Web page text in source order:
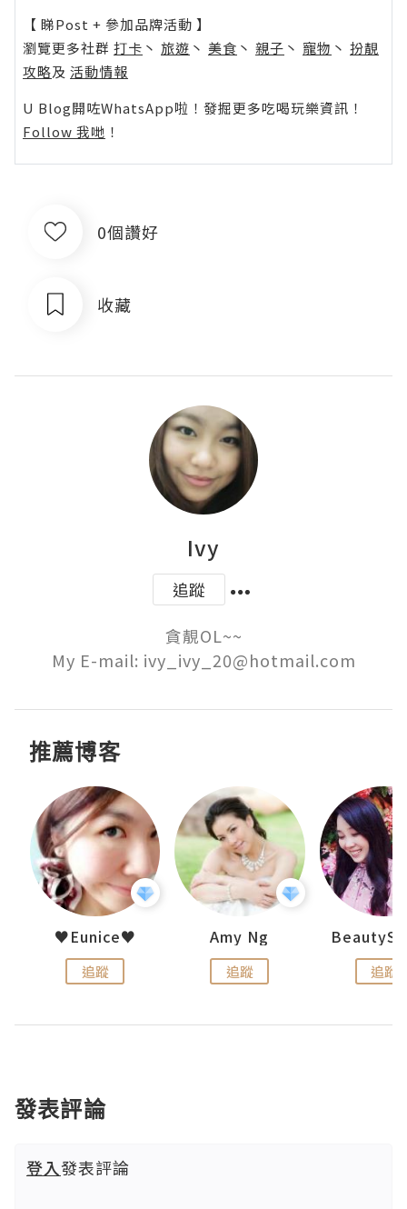
【 睇Post + 參加品牌活動 】
瀏覽更多社群 打卡 丶 旅遊 丶 美食 丶 親子 丶 寵物 丶 扮靚
攻略及 活動情報
U Blog開咗WhatsApp啦！發掘更多吃喝玩樂資訊！
Follow 我哋 ！
0個讚好
收藏
Ivy
追蹤
貪靚OL~~
My E-mail: ivy_ivy_20@hotmail.com
推薦博客
♥Eunice♥
追蹤
Amy Ng
追蹤 追蹤
發表評論
登入發表評論